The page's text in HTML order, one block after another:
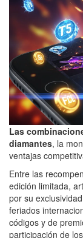
Las
diamantes, la
ventajas
Entre las
edición limitada,
por su
feriados
códigos y de
participación de